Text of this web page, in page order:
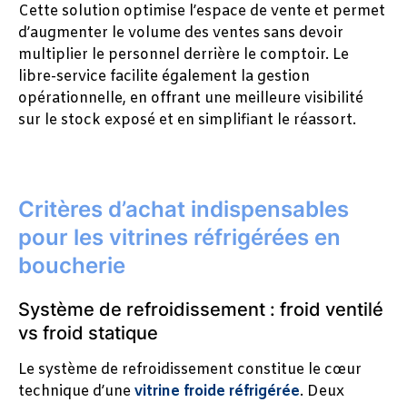
Cette solution optimise l’espace de vente et permet
d’augmenter le volume des ventes sans devoir
multiplier le personnel derrière le comptoir. Le
libre-service facilite également la gestion
opérationnelle, en offrant une meilleure visibilité
sur le stock exposé et en simplifiant le réassort.
Critères d’achat indispensables
pour les vitrines réfrigérées en
boucherie
Système de refroidissement : froid ventilé
vs froid statique
Le système de refroidissement constitue le cœur
technique d’unevitrine froide réfrigérée. Deux